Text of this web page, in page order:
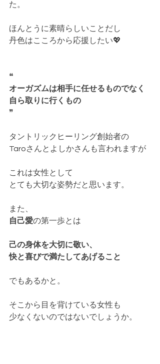
た。
ほんとうに素晴らしいことだし
丹色はこころから応援したい💖
❝
オーガズムは相手に任せるものでなく
自ら取りに行くもの
❞
タントリックヒーリング創始者の
Taroさんとよしかさんも言われますが
これは女性として
とても大切な姿勢だと思います。
また、
自己愛の第一歩とは
己の身体を大切に敬い、
快と喜びで満たしてあげること
でもあるかと。
そこから目を背けている女性も
少なくないのではないでしょうか。